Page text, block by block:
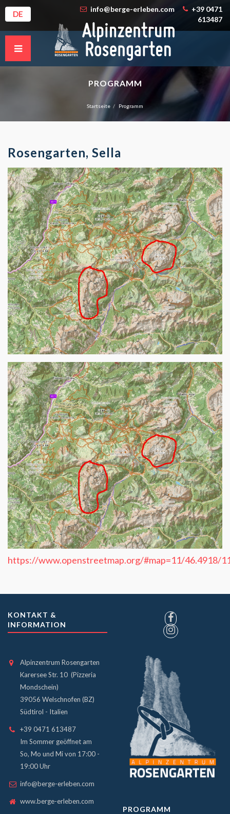
DE
info@berge-erleben.com
+39 0471
613487
PROGRAMM
Startseite Programm
Rosengarten, Sella
https://www.openstreetmap.org/#map=11/46.4918/
KONTAKT &
INFORMATION
Alpinzentrum Rosengarten
Karersee Str. 10 (Pizzeria
Mondschein)
39056 Welschnofen (BZ)
Südtirol - Italien
+39 0471 613487
Im Sommer geöffnet am
So, Mo und Mi von 17:00 -
19:00 Uhr
info@berge-erleben.com
www.berge-erleben.com
PROGRAMM